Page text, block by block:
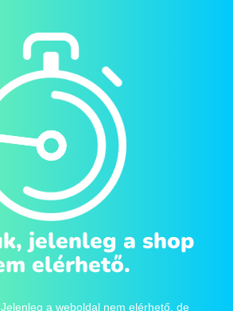
jelenleg a shop
elérhető.
a weboldal nem elérhető, de